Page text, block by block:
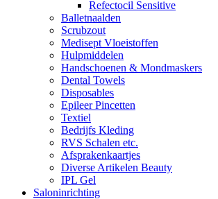
Refectocil Sensitive
Balletnaalden
Scrubzout
Medisept Vloeistoffen
Hulpmiddelen
Handschoenen & Mondmaskers
Dental Towels
Disposables
Epileer Pincetten
Textiel
Bedrijfs Kleding
RVS Schalen etc.
Afsprakenkaartjes
Diverse Artikelen Beauty
IPL Gel
Saloninrichting